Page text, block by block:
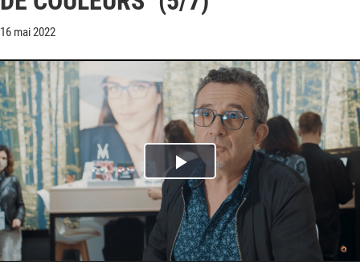
16 mai 2022
Play
Video